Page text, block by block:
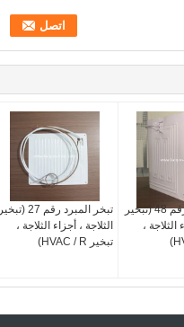
تبخر المبرد رقم 27 (تبخير
الثلاجة ، أجزاء الثلاجة ،
تبخير HVAC / R)
تبخر المبرد رقم 48 (تبخير
الثلاجة ،